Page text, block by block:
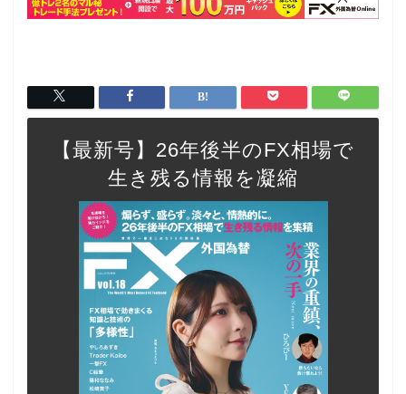
【最新号】26年後半のFX相場で
生き残る情報を凝縮